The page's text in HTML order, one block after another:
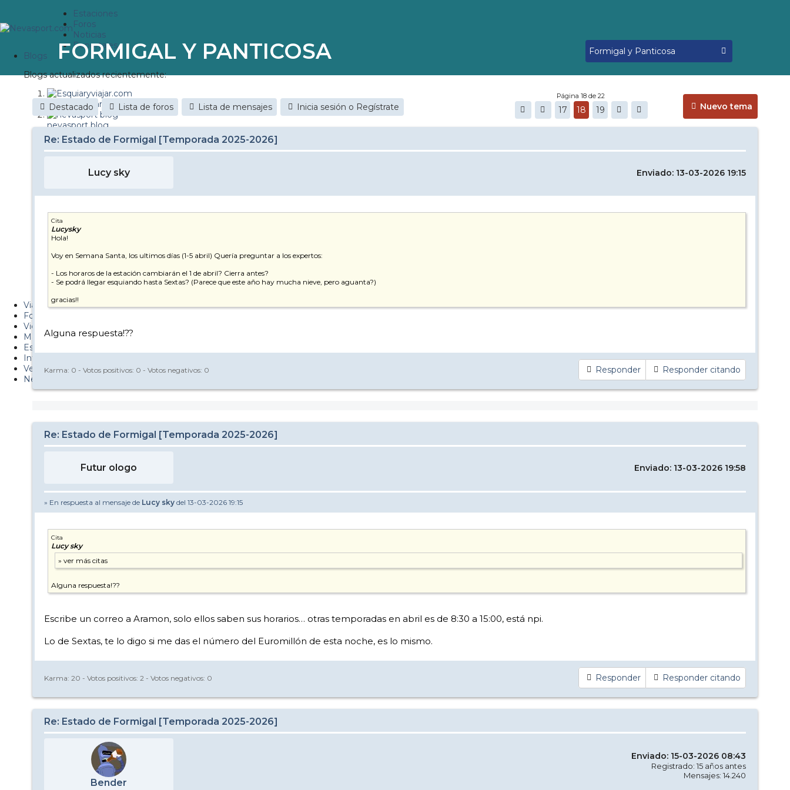
Estaciones
Foros
Noticias
Reportajes
Blogs
Blogs actualizados recientemente:
Esquiaryviajar.com
nevasport blog
Discovery Snow
Diario de un friki
Nevasport Chile
Revista NIX
Metiendo Cantos
Viajes
Fotos
Videos
Material
Esquí Pro
Infonieve
Verano
Nevalog
FORMIGAL Y PANTICOSA
Nuevo tema
Destacado Lista de foros Lista de mensajes Inicia sesión o Regístrate
Página 18 de 22
17 18 19
Re: Estado de Formigal [Temporada 2025-2026]
Lucy sky Enviado: 13-03-2026 19:15
Cita
Lucysky
Hola!
Voy en Semana Santa, los ultimos días (1-5 abril) Quería preguntar a los expertos:
- Los horaros de la estación cambiarán el 1 de abril? Cierra antes?
- Se podrá llegar esquiando hasta Sextas? (Parece que este año hay mucha nieve, pero aguanta?)
gracias!!
Alguna respuesta!??
Responder Responder citando
Karma: 0 - Votos positivos: 0 - Votos negativos: 0
Re: Estado de Formigal [Temporada 2025-2026]
Futur ologo Enviado: 13-03-2026 19:58
» En respuesta al mensaje de Lucy sky del 13-03-2026 19:15
Cita
Lucy sky
Alguna respuesta!??
Escribe un correo a Aramon, solo ellos saben sus horarios… otras temporadas en abril es de 8:30 a 15:00, está npi.
Lo de Sextas, te lo digo si me das el número del Euromillón de esta noche, es lo mismo.
Responder Responder citando
Karma: 20 - Votos positivos: 2 - Votos negativos: 0
Re: Estado de Formigal [Temporada 2025-2026]
Bender
Enviado: 15-03-2026 08:43
Registrado: 15 años antes
Mensajes: 14.240